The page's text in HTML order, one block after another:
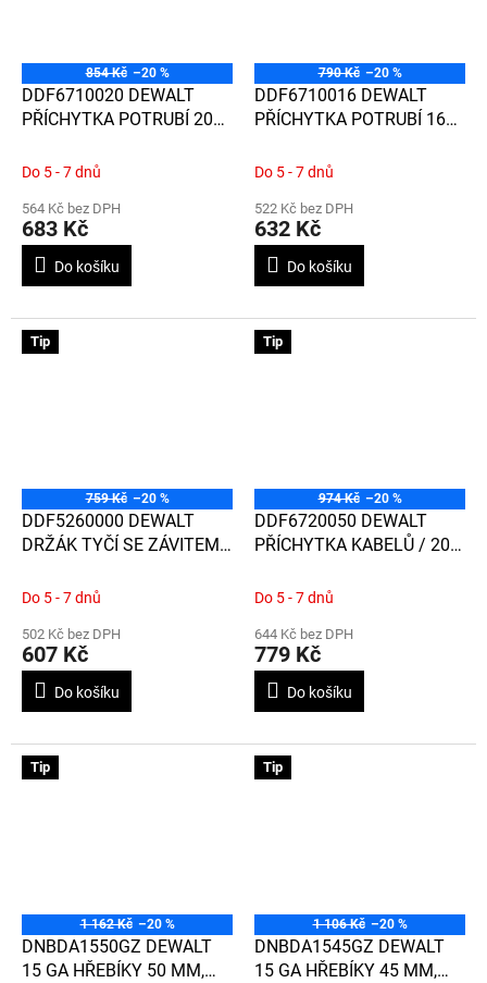
854 Kč –20 %
DDF6710020 DEWALT
PŘÍCHYTKA POTRUBÍ 20
Do 5 - 7 dnů
564 Kč bez DPH
683 Kč
Do košíku
790 Kč –20 %
DDF6710016 DEWALT
PŘÍCHYTKA POTRUBÍ 16
Do 5 - 7 dnů
522 Kč bez DPH
632 Kč
Do košíku
Tip
759 Kč –20 %
DDF5260000 DEWALT
DRŽÁK TYČÍ SE ZÁVITEM
Do 5 - 7 dnů
502 Kč bez DPH
607 Kč
Do košíku
Tip
974 Kč –20 %
DDF6720050 DEWALT
PŘÍCHYTKA KABELŮ / 200
Do 5 - 7 dnů
644 Kč bez DPH
779 Kč
Do košíku
Tip
1 162 Kč –20 %
DNBDA1550GZ DEWALT
15 GA HŘEBÍKY 50 MM,
Tip
1 106 Kč –20 %
DNBDA1545GZ DEWALT
15 GA HŘEBÍKY 45 MM,